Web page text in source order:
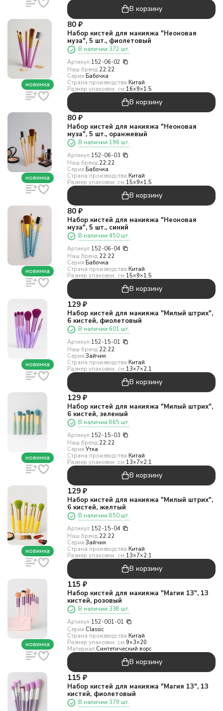
В корзину
новинка
80 ₽
Набор кистей для макияжа "Неоновая
муза", 5 шт., фиолетовый
В наличии 372 шт.
Артикул:152-06-02
Наш бренд:22:22
Серия:Бабочка
Страна производства:Китай
Размер упаковки, см:16×9×1.5
В корзину
новинка
80 ₽
Набор кистей для макияжа "Неоновая
муза", 5 шт., оранжевый
В наличии 196 шт.
Артикул:152-06-03
Наш бренд:22:22
Серия:Бабочка
Страна производства:Китай
Размер упаковки, см:15×9×1.5
В корзину
новинка
80 ₽
Набор кистей для макияжа "Неоновая
муза", 5 шт., синий
В наличии 450 шт.
Артикул:152-06-04
Наш бренд:22:22
Серия:Бабочка
Страна производства:Китай
Размер упаковки, см:15×9×1.5
В корзину
новинка
129 ₽
Набор кистей для макияжа "Милый штрих",
6 кистей, фиолетовый
В наличии 601 шт.
Артикул:152-15-01
Наш бренд:22:22
Серия:Зайчик
Страна производства:Китай
Размер упаковки, см:13×7×2.1
В корзину
новинка
129 ₽
Набор кистей для макияжа "Милый штрих",
6 кистей, зеленый
В наличии 865 шт.
Артикул:152-15-03
Наш бренд:22:22
Серия:Утка
Страна производства:Китай
Размер упаковки, см:13×7×2.1
В корзину
новинка
129 ₽
Набор кистей для макияжа "Милый штрих",
6 кистей, желтый
В наличии 850 шт.
Артикул:152-15-04
Наш бренд:22:22
Серия:Зайчик
Страна производства:Китай
Размер упаковки, см:13×7×2.1
В корзину
новинка
115 ₽
Набор кистей для макияжа "Магия 13", 13
кистей, розовый
В наличии 338 шт.
Артикул:152-001-01
Серия:Classic
Страна производства:Китай
Размер упаковки, см:9×3×20
Материал:Синтетический ворс
В корзину
115 ₽
Набор кистей для макияжа "Магия 13", 13
кистей, фиолетовый
В наличии 379 шт.